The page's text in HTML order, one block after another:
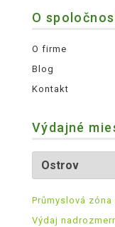
O
O firme
Blog
Kontakt
Výdajné
Průmyslová
Výdaj